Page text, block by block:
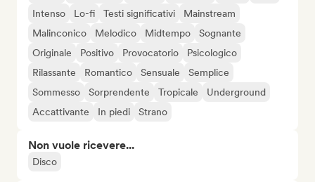
Intenso
Lo-fi Testi significativi
Mainstream
Malinconico
Melodico Midtempo
Sognante
Originale
Positivo Provocatorio
Psicologico
Rilassante
Romantico Sensuale
Semplice
Sommesso
Sorprendente Tropicale
Underground
Accattivante
In piedi Strano
Non vuole ricevere...
Disco